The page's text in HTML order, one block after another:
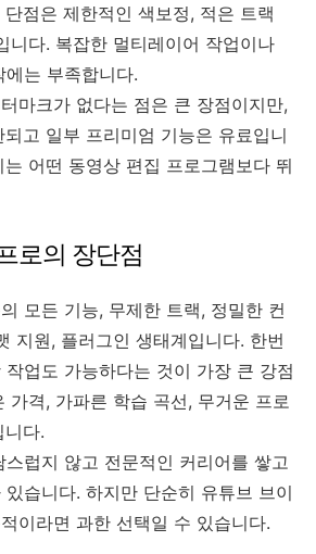
점은 제한적인 색보정, 적은 트랙
니다. 복잡한 멀티레이어 작업이나
는 부족합니다.
마크가 없다는 점은 큰 장점이지만,
고 일부 프리미엄 기능은 유료입니
어떤 동영상 편집 프로그램보다 뛰
로의 장단점
모든 기능, 무제한 트랙, 정밀한 컨
지원, 플러그인 생태계입니다. 한번
업도 가능하다는 것이 가장 큰 강점
가격, 가파른 학습 곡선, 무거운 프로
니다.
럽지 않고 전문적인 커리어를 쌓고
습니다. 하지만 단순히 유튜브 브이
이라면 과한 선택일 수 있습니다.